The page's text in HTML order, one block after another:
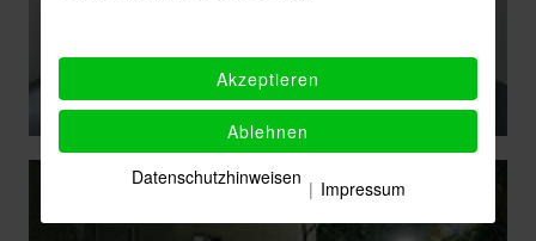
Akzeptieren
Ablehnen
Datenschutzhinweisen | Impressum